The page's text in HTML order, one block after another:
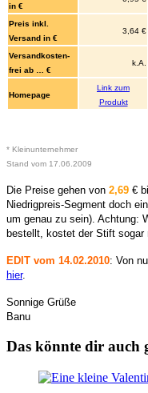
in €
Preis inkl.
Versand in €
3,64 €
Versandkosten-
frei ab … €
k.A.
Homepage
Link zum
Produkt
* Kleinunternehmer
Stand vom 17.06.2009
Die Preise gehen von 2,69 €
Niedrigpreis-Segment doch
um genau zu sein). Achtung:
bestellt, kostet der Stift sogar
EDIT vom 14.02.2010: Von
hier.
Sonnige Grüße
Banu
Das könnte dir auch